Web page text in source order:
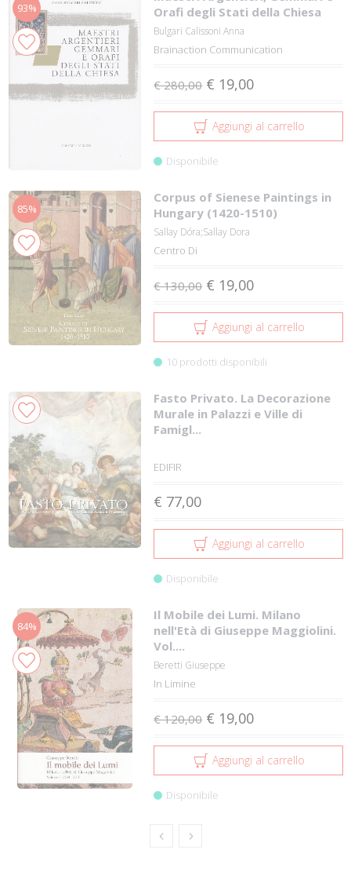
93%
Orafi degli Stati della Chiesa
Bulgari Calissoni Anna
Brainaction Communication
€ 280,00 € 19,00
Aggiungi al carrello
Disponibile
85%
Corpus of Sienese Paintings in
Hungary (1420-1510)
Sallay Dóra;Sallay Dora
Centro Di
€ 130,00 € 19,00
Aggiungi al carrello
10 prodotti disponibili
Fasto Privato. La Decorazione
Murale in Palazzi e Ville di
Famigl...
EDIFIR
€ 77,00
Aggiungi al carrello
Disponibile
84%
Il Mobile dei Lumi. Milano
nell'Età di Giuseppe Maggiolini.
Vol....
Beretti Giuseppe
In Limine
€ 120,00 € 19,00
Aggiungi al carrello
Disponibile